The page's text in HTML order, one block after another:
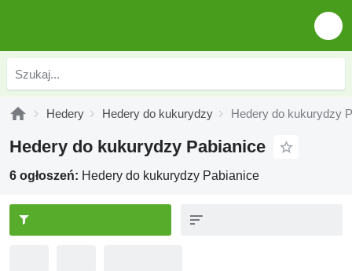
Hedery Hedery do kukurydzy Hedery do kukurydzy
Hedery do kukurydzy Pabianice
6 ogłoszeń: Hedery do kukurydzy Pabianice